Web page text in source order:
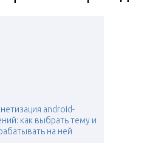
android-
как выбрать тему и
на ней